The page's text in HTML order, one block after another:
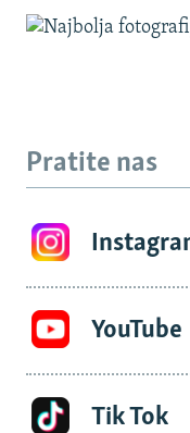
Pratite nas
YouTube
Tik Tok